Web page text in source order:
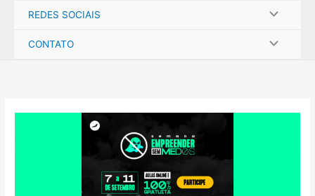
REDES SOCIAIS
CONTATO